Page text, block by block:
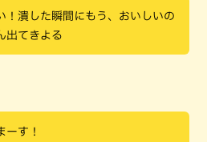
！潰した瞬間にもう、おいしいの
出てきよる
ーす！